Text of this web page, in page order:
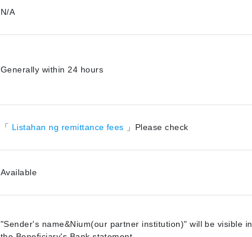
N/A
Generally within 24 hours
「 Listahan ng remittance fees 」Please check
Available
"Sender's name&Nium(our partner institution)" will be visible in